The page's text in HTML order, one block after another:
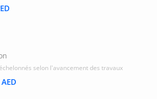
selon l'avancement des travaux